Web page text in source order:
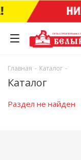
Главная - Каталог -
Каталог
Раздел не найден